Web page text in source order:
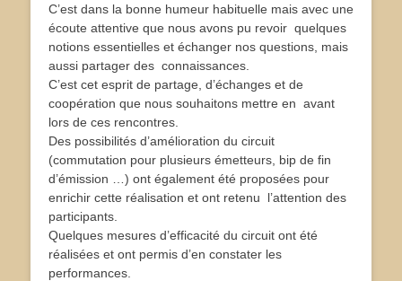
C’est dans la bonne humeur habituelle mais avec une
écoute attentive que nous avons pu revoir quelques
notions essentielles et échanger nos questions, mais
aussi partager des connaissances.
C’est cet esprit de partage, d’échanges et de
coopération que nous souhaitons mettre en avant
lors de ces rencontres.
Des possibilités d’amélioration du circuit
(commutation pour plusieurs émetteurs, bip de fin
d’émission …) ont également été proposées pour
enrichir cette réalisation et ont retenu l’attention des
participants.
Quelques mesures d’efficacité du circuit ont été
réalisées et ont permis d’en constater les
performances.